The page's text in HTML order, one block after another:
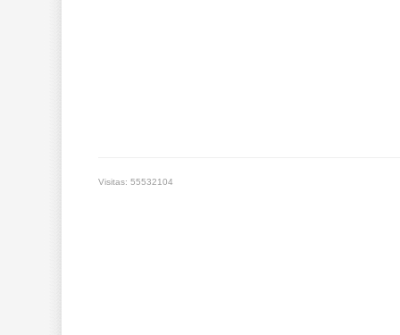
Visitas: 55532104